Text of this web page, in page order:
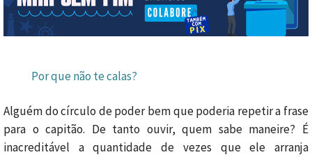
Por que não te calas?
Alguém do círculo de poder bem que poderia repetir a frase
para o capitão. De tanto ouvir, quem sabe maneire? É
inacreditável a quantidade de vezes que ele arranja